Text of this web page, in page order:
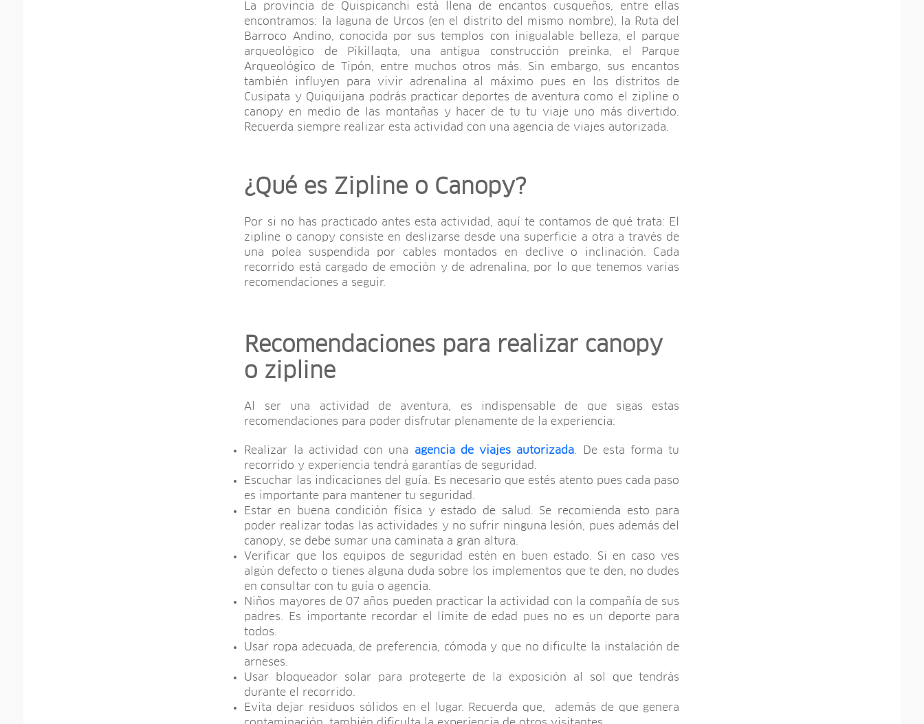
La provincia de Quispicanchi está llena de encantos cusqueños, entre ellas
encontramos: la laguna de Urcos (en el distrito del mismo nombre), la Ruta del
Barroco Andino, conocida por sus templos con inigualable belleza, el parque
arqueológico de Pikillaqta, una antigua construcción preinka, el Parque
Arqueológico de Tipón, entre muchos otros más. Sin embargo, sus encantos
también influyen para vivir adrenalina al máximo pues en los distritos de
Cusipata y Quiquijana podrás practicar deportes de aventura como el zipline o
canopy en medio de las montañas y hacer de tu tu viaje uno más divertido.
Recuerda siempre realizar esta actividad con una agencia de viajes autorizada.
¿Qué es Zipline o Canopy?
Por si no has practicado antes esta actividad, aquí te contamos de qué trata: El
zipline o canopy consiste en deslizarse desde una superficie a otra a través de
una polea suspendida por cables montados en declive o inclinación. Cada
recorrido está cargado de emoción y de adrenalina, por lo que tenemos varias
recomendaciones a seguir.
Recomendaciones para realizar canopy
o zipline
Al ser una actividad de aventura, es indispensable de que sigas estas
recomendaciones para poder disfrutar plenamente de la experiencia:
Realizar la actividad con una agencia de viajes autorizada. De esta forma tu
recorrido y experiencia tendrá garantías de seguridad.
Escuchar las indicaciones del guía. Es necesario que estés atento pues cada paso
es importante para mantener tu seguridad.
Estar en buena condición física y estado de salud. Se recomienda esto para
poder realizar todas las actividades y no sufrir ninguna lesión, pues además del
canopy, se debe sumar una caminata a gran altura.
Verificar que los equipos de seguridad estén en buen estado. Si en caso ves
algún defecto o tienes alguna duda sobre los implementos que te den, no dudes
en consultar con tu guía o agencia.
Niños mayores de 07 años pueden practicar la actividad con la compañía de sus
padres. Es importante recordar el límite de edad pues no es un deporte para
todos.
Usar ropa adecuada, de preferencia, cómoda y que no dificulte la instalación de
arneses.
Usar bloqueador solar para protegerte de la exposición al sol que tendrás
durante el recorrido.
Evita dejar residuos sólidos en el lugar. Recuerda que, además de que genera